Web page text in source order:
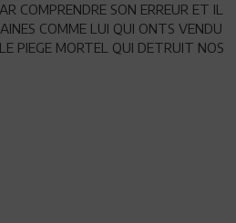
COMPRENDRE SON ERREUR ET IL
COMME LUI QUI ONTS VENDU
PIEGE MORTEL QUI DETRUIT NOS